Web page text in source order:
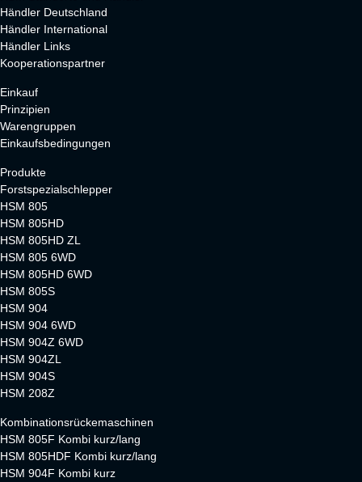
Händler Deutschland
Händler International
Händler Links
Kooperationspartner
Einkauf
Prinzipien
Warengruppen
Einkaufsbedingungen
Produkte
Forstspezialschlepper
HSM 805
HSM 805HD
HSM 805HD ZL
HSM 805 6WD
HSM 805HD 6WD
HSM 805S
HSM 904
HSM 904 6WD
HSM 904Z 6WD
HSM 904ZL
HSM 904S
HSM 208Z
Kombinationsrückemaschinen
HSM 805F Kombi kurz/lang
HSM 805HDF Kombi kurz/lang
HSM 904F Kombi kurz